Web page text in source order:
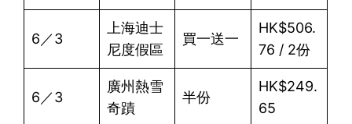
6／3
上海迪士
尼度假區
買一送一
HK$506.
76 / 2份
6／3
廣州熱雪
奇蹟
半份
HK$249.
65